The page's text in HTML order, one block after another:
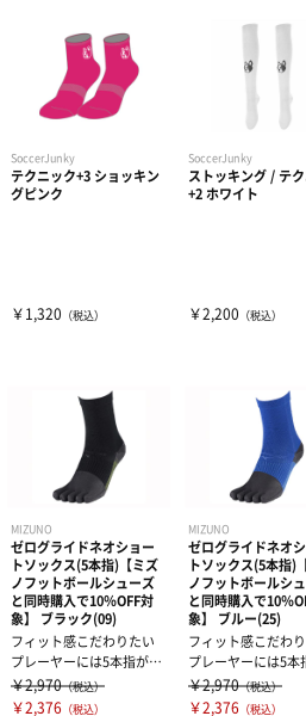
キャプテンマーク
DVD・書籍
コート用品
補給食
プロテイン
その他サプリメント
腰用サポーター
ひざ用サポーター
足首用サポーター
伸縮テープ
アンダーラップ
その他テーピンググッズ
トレーニング用品
スポーツアパレル
半袖シャツ
トレーニングジャージ
スウェット
ウィンドブレーカー・ピステ
レディース＆ジュニア
その他グッズ
シューレース
タオル
リストバンド・ヘアバンド
その他
ウエイトトレーニング
バランストレーニング
有酸素トレーニング
エクササイズマット
ケア・コンディション
SoccerJunky
テクニック+3 ショッキン
グピンク
￥1,320 （税込）
SoccerJunky
ストッキング / テ
+2 ホワイト
￥2,200 （税込）
MIZUNO
ゼログライドネオショー
トソックス(5本指)【ミズ
ノフットボールシューズ
と同時購入で10％OFF対
象】 ブラック(09)
フィット感こだわりたい
プレーヤーには5本指がお
すすめ！ポイント1 設計・
指先の膨...
￥2,970（税込）
￥2,376 （税込）
MIZUNO
ゼログライドネオ
トソックス(5本指)
ノフットボールシ
と同時購入で10％
象】 ブルー(25)
フィット感こだわ
プレーヤーには5本
すすめ！ポイント1
指先の膨...
￥2,970（税込）
￥2,376 （税込）